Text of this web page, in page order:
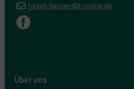
hirsch-bergen@t-online.de
Über uns